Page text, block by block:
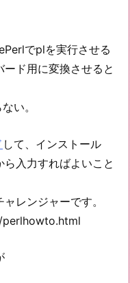
でplを実行させる
ド用に変換させると
い。
して、インストール
入力すればよいこと
レンジャーです。